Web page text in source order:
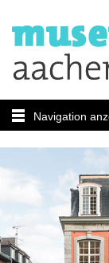
Navigation